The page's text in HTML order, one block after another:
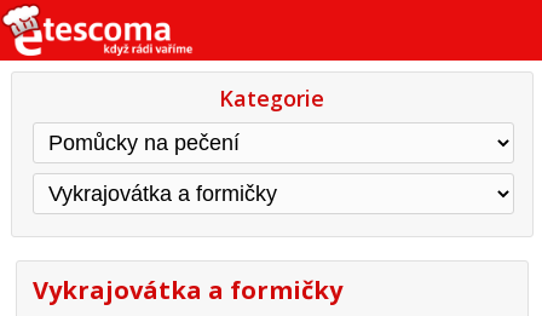
Kategorie
Vykrajovátka a formičky